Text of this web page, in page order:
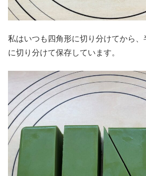
私はいつも四角形に切り分けてから
に切り分けて保存しています。